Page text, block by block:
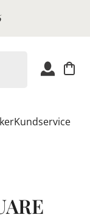
Kundservice